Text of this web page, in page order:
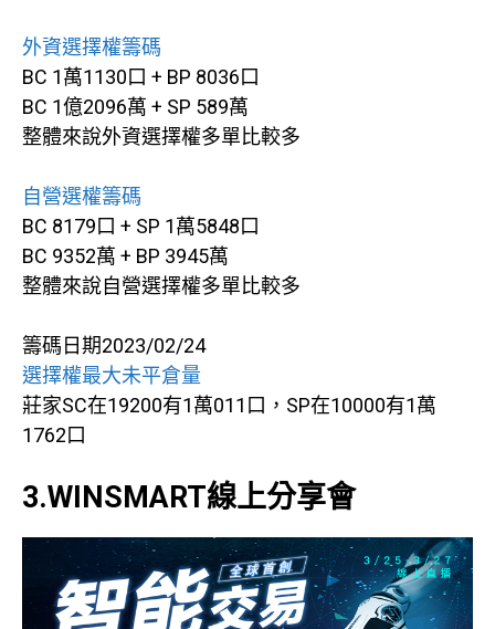
外資選擇權籌碼
BC 1萬1130口 + BP 8036口
BC 1億2096萬 + SP 589萬
整體來說外資選擇權多單比較多
自營選權籌碼
BC 8179口 + SP 1萬5848口
BC 9352萬 + BP 3945萬
整體來說自營選擇權多單比較多
籌碼日期2023/02/24
選擇權最大未平倉量
莊家SC在19200有1萬011口，SP在10000有1萬
1762口
3.WINSMART線上分享會